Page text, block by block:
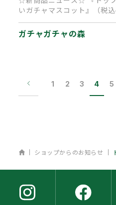
いガチャマスコット』（税
発売予定です。…
ガチャガチャの森
1 2 3 4 5
ホーム
ショップからのお知らせ